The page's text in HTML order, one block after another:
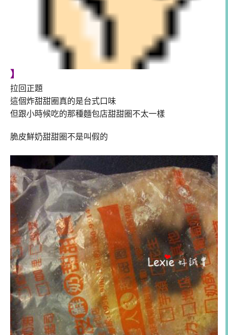
】
拉回正題
這個炸甜甜圈真的是台式口味
但跟小時候吃的那種麵包店甜甜圈不太一樣
脆皮鮮奶甜甜圈不是叫假的